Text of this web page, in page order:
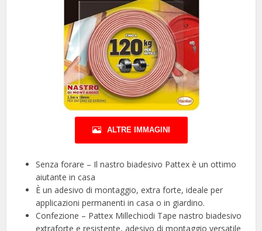
ALTRE IMMAGINI
Senza forare – Il nastro biadesivo Pattex è un ottimo
aiutante in casa
È un adesivo di montaggio, extra forte, ideale per
applicazioni permanenti in casa o in giardino.
Confezione – Pattex Millechiodi Tape nastro biadesivo
extraforte e resistente, adesivo di montaggio versatile